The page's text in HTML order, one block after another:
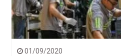
01/09/2020